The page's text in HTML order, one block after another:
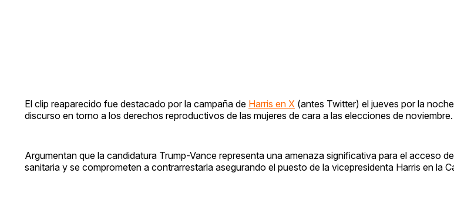
El clip reaparecido fue destacado por la campaña de Harris en X (antes Twitter) el jueves por la
discurso en torno a los derechos reproductivos de las mujeres de cara a las elecciones de noviembre.
Argumentan que la candidatura Trump-Vance representa una amenaza significativa para el acceso
sanitaria y se comprometen a contrarrestarla asegurando el puesto de la vicepresidenta Harris en la